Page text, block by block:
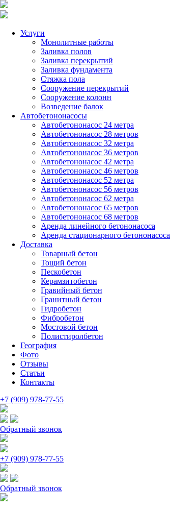
Услуги
Монолитные работы
Заливка полов
Заливка перекрытий
Заливка фундамента
Стяжка пола
Сооружение перекрытий
Сооружение колонн
Возведение балок
Автобетононасосы
Автобетононасос 24 метра
Автобетононасос 28 метров
Автобетононасос 32 метра
Автобетононасос 36 метров
Автобетононасос 42 метра
Автобетононасос 46 метров
Автобетононасос 52 метра
Автобетононасос 56 метров
Автобетононасос 62 метра
Автобетононасос 65 метров
Автобетононасос 68 метров
Аренда линейного бетононасоса
Аренда стационарного бетононасоса
Доставка
Товарный бетон
Тощий бетон
Пескобетон
Керамзитобетон
Гравийный бетон
Гранитный бетон
Гидробетон
Фибробетон
Мостовой бетон
Полистиролбетон
География
Фото
Отзывы
Статьи
Контакты
+7 (909) 978-77-55
Обратный звонок
+7 (909) 978-77-55
Обратный звонок